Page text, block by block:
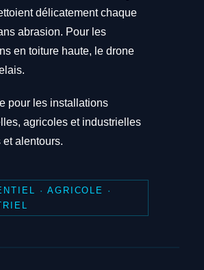
délicatement chaque
abrasion. Pour les
en toiture haute, le drone
pour les installations
agricoles et industrielles
alentours.
· AGRICOLE ·